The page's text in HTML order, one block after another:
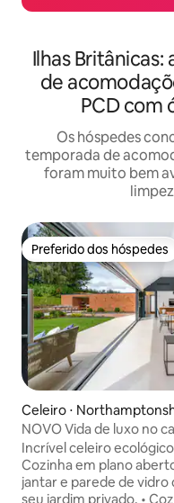
Ilhas
de
PCD com
Os hóspedes
temporada de
foram muito bem
Preferido dos hóspedes
Preferido dos hóspedes
Celeiro ⋅
NOVO Vida de luxo no
família e amigos
Incrível celeiro ecológico
Cozinha em plano
jantar e parede de vidro
seu jardim privado. • Cozinha ao ar livre e